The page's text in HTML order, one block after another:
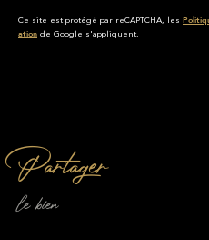
Ce site est protégé par reCAPTCHA, les
ation de Google s'appliquent.
partager
le bien